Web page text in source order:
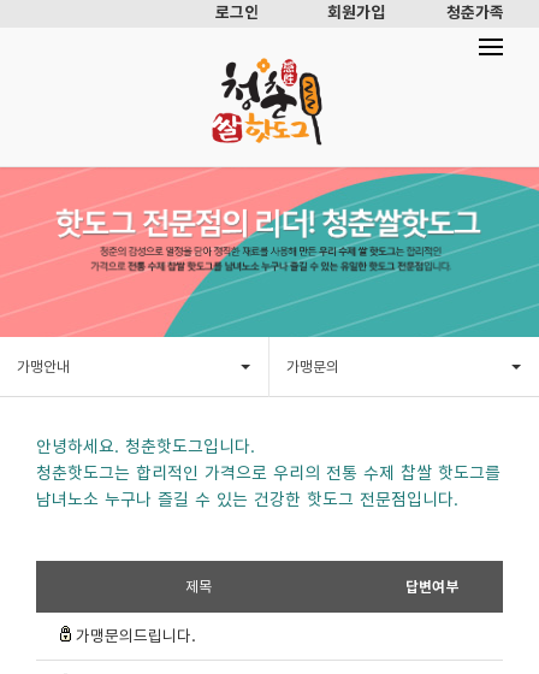
로그인 회원가입 청춘가족
가맹안내 가맹문의
안녕하세요. 청춘핫도그입니다.
청춘핫도그는 합리적인 가격으로 우리의 전통 수제 찹쌀 핫도그를
남녀노소 누구나 즐길 수 있는 건강한 핫도그 전문점입니다.
제목 답변여부
가맹문의드립니다.